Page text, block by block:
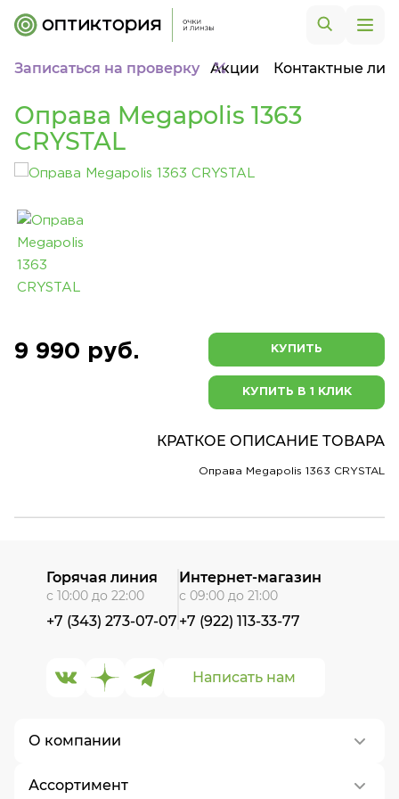
Записаться на проверку Акции Контактные
Оправа Megapolis 1363
CRYSTAL
9 990 руб. КУПИТЬ
КУПИТЬ В 1 КЛИК
КРАТКОЕ ОПИСАНИЕ ТОВАРА
Оправа Megapolis 1363 CRYSTAL
О компании
О нас
Ассортимент
Написать нам
Горячая линия
с 10:00 до 22:00
+7 (343) 273-07-07
Интернет-магазин
с 09:00 до 21:00
+7 (922) 113-33-77